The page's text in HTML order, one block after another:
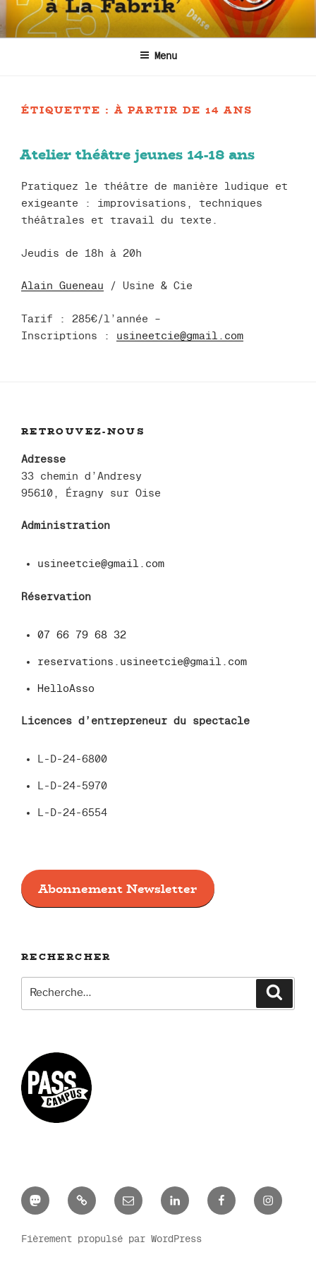
Aller
au
contenu
Menu
ÉTIQUETTE : À PARTIR DE 14 ANS
Atelier théâtre jeunes 14-18 ans
Pratiquez le théâtre de manière ludique et
exigeante : improvisations, techniques
théâtrales et travail du texte.
Jeudis de 18h à 20h
Alain Gueneau / Usine & Cie
Tarif : 285€/l’année –
Inscriptions : usineetcie@gmail.com
RETROUVEZ-NOUS
Adresse
33 chemin d’Andresy
95610, Éragny sur Oise
Administration
usineetcie@gmail.com
Réservation
07 66 79 68 32
reservations.usineetcie@gmail.com
HelloAsso
Licences d’entrepreneur du spectacle
L-D-24-6800
L-D-24-5970
L-D-24-6554
Abonnement Newsletter
RECHERCHER
MastodonBlueskyE-
mail
LinkedInFacebook
Fièrement propulsé par WordPress